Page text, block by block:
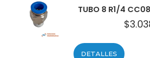
TUBO 8 R1/4
$
DETALLES